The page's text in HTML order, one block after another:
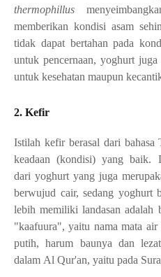
thermophillus
memberikan kondisi asam
tidak dapat bertahan pada
untuk pencernaan, yoghurt
untuk kesehatan maupun
2. Kefir
Istilah kefir berasal dari
keadaan (kondisi) yang baik.
dari yoghurt yang juga
berwujud cair, sedang yoghurt
lebih memiliki landasan adalah
"kaafuura", yaitu nama mata
putih, harum baunya dan
dalam Al Qur'an, yaitu pada